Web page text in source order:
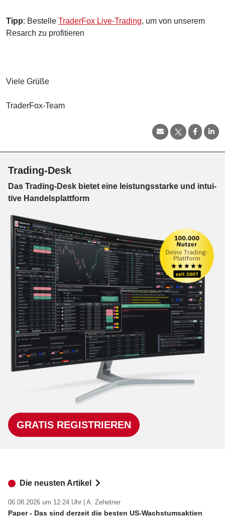
Tipp: Bestelle TraderFox Live-Trading, um von unserem
Resarch zu profitieren
Viele Grüße
TraderFox-Team
Trading-Desk
Das Trading-Desk bie­tet eine leis­tungs­star­ke und in­tui­
tive Han­dels­platt­form
GRATIS REGISTRIEREN
Die neusten Artikel
06.08.2026 um 12:24 Uhr | A. Zehetner
Paper - Das sind derzeit die besten US-Wachstumsaktien